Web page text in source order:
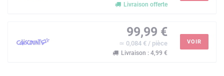
Livraison offerte
99,99 €
≃ 0,084 € / pièce
Livraison : 4,99 €
VOIR